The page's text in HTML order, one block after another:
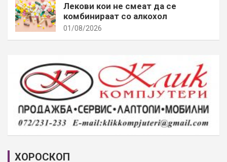
Лекови кои не смеат да се
комбинираат со алкохол
01/08/2026
ХОРОСКОП